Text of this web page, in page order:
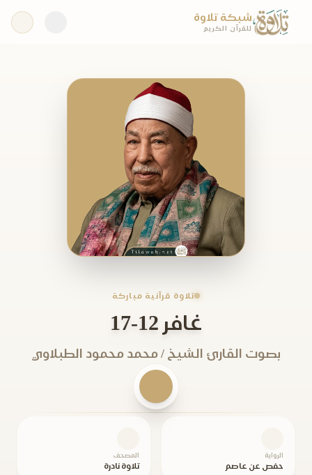
شبكة تلاوة
للقرآن الكريم
تلاوة قرآنية مباركة
غافر 12-17
بصوت القارئ الشيخ / محمد محمود الطبلاوي
الرواية
حفص عن عاصم
المصحف
تلاوة نادرة